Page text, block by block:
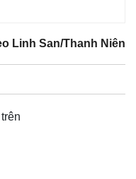
Linh San/Thanh Niên